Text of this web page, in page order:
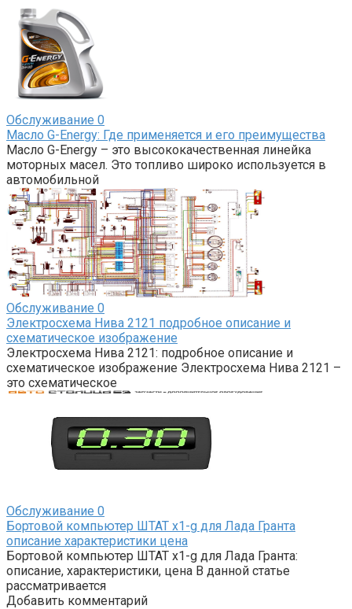
Обслуживание 0
Масло G-Energy: Где применяется и его преимущества
Масло G-Energy – это высококачественная линейка
моторных масел. Это топливо широко используется в
автомобильной
Обслуживание 0
Электросхема Нива 2121 подробное описание и
схематическое изображение
Электросхема Нива 2121: подробное описание и
схематическое изображение Электросхема Нива 2121 –
это схематическое
Обслуживание 0
Бортовой компьютер ШТАТ х1-g для Лада Гранта
описание характеристики цена
Бортовой компьютер ШТАТ х1-g для Лада Гранта:
описание, характеристики, цена В данной статье
рассматривается
Добавить комментарий